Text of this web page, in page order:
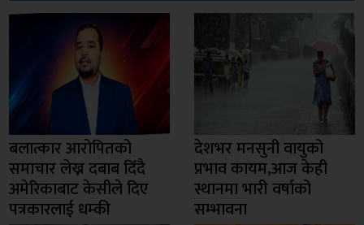
बलात्कार आरोपितको
समाचार लेख्न दबाब दिँदै
अमेरिकाबाट केसीले दिए
पत्रकारलाई धम्की
देशभर मनसुनी वायुको
प्रभाव कायम,आज केही
स्थानमा भारी वर्षाको
सम्भावना